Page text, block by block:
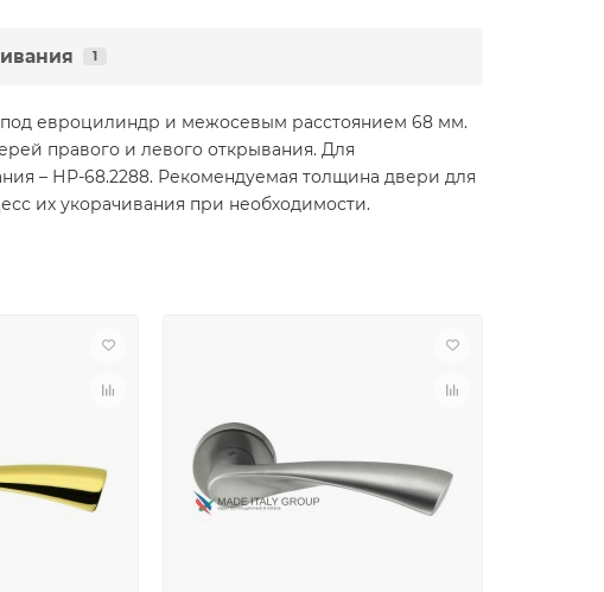
1
под евроцилиндр и межосевым расстоянием 68 мм.
правого и левого открывания. Для
– НР-68.2288. Рекомендуемая толщина двери для
их укорачивания при необходимости.